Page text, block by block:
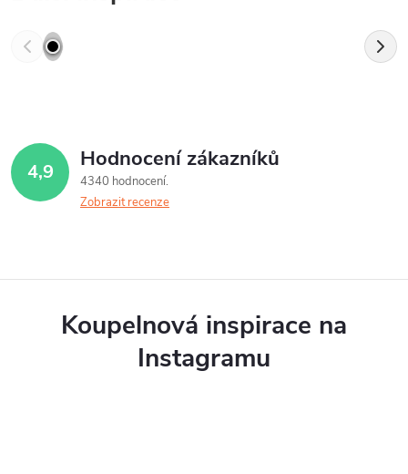
4,9 Hodnocení zákazníků
4340 hodnocení
Zobrazit recenze
Koupelnová inspirace na
Instagramu